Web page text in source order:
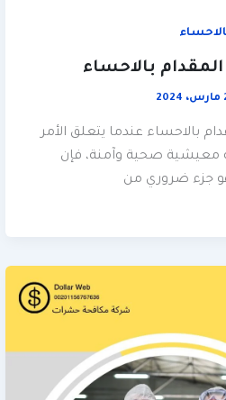
بالاحساء
بالاحساء عندما يتعلق الأمر
معيشية صحية وآمنة، فإن
جزء ضروري من